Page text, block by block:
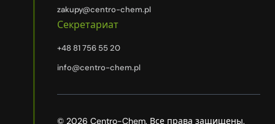
zakupy@centro-chem.pl
Секретариат
+48 81 756 55 20
info@centro-chem.pl
© 2026 Centro-Chem. Все права защищены.